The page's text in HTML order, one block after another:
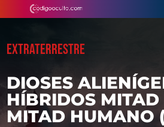
EXTRATERRESTRE
DIOSES
HÍBRIDOS MITAD
MITAD HUMANO